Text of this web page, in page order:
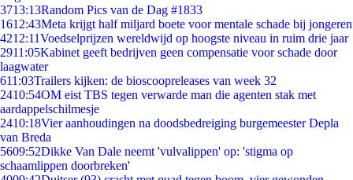
3713:13Random Pics van de Dag #1833
1612:43Meta krijgt half miljard boete voor mentale schade bij jongeren
4212:11Voedselprijzen wereldwijd op hoogste niveau in ruim drie jaar
2911:05Kabinet geeft bedrijven geen compensatie voor schade door
laagwater
611:03Trailers kijken: de bioscoopreleases van week 32
2410:54OM eist TBS tegen verwarde man die agenten stak met
aardappelschilmesje
2410:18Vier aanhoudingen na doodsbedreiging burgemeester Depla
van Breda
5609:52Dikke Van Dale neemt 'vulvalippen' op: 'stigma op
schaamlippen doorbreken'